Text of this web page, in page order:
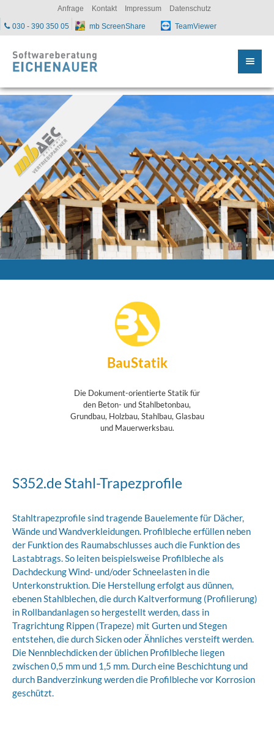
BauStatik
Die Dokument-orientierte Statik für
den Beton- und Stahlbetonbau,
Grundbau, Holzbau, Stahlbau, Glasbau
und Mauerwerksbau.
S352.de Stahl-Trapezprofile
Stahltrapezprofile sind tragende Bauelemente für Dächer,
Wände und Wandverkleidungen. Profilbleche erfüllen neben
der Funktion des Raumabschlusses auch die Funktion des
Lastabtrags. So leiten beispielsweise Profilbleche als
Dachdeckung Wind- und/oder Schneelasten in die
Unterkonstruktion. Die Herstellung erfolgt aus dünnen,
ebenen Stahlblechen, die durch Kaltverformung (Profilierung)
in Rollbandanlagen so hergestellt werden, dass in
Tragrichtung Rippen (Trapeze) mit Gurten und Stegen
entstehen, die durch Sicken oder Ähnliches versteift werden.
Die Nennblechdicken der üblichen Profilbleche liegen
zwischen 0,5 mm und 1,5 mm. Durch eine Beschichtung und
durch Bandverzinkung werden die Profilbleche vor Korrosion
geschützt.
Anfrage Kontakt Impressum Datenschutz
030 - 390 350 05 mb ScreenShare TeamViewer